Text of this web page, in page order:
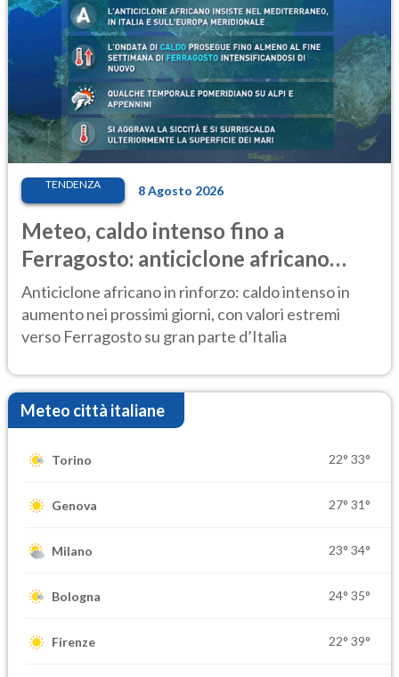
TENDENZA 8 Agosto 2026
Meteo, caldo intenso fino a
Ferragosto: anticiclone africano
ancora protagonista
Anticiclone africano in rinforzo: caldo intenso in
aumento nei prossimi giorni, con valori estremi
verso Ferragosto su gran parte d’Italia
Meteo città italiane
Torino 22° 33°
Genova 27° 31°
Milano 23° 34°
Bologna 24° 35°
Firenze 22° 39°